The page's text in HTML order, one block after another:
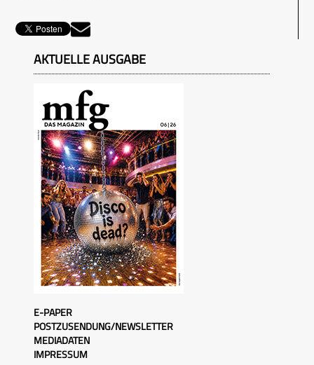
AKTUELLE AUSGABE
E-PAPER
POSTZUSENDUNG/NEWSLETTER
MEDIADATEN
IMPRESSUM